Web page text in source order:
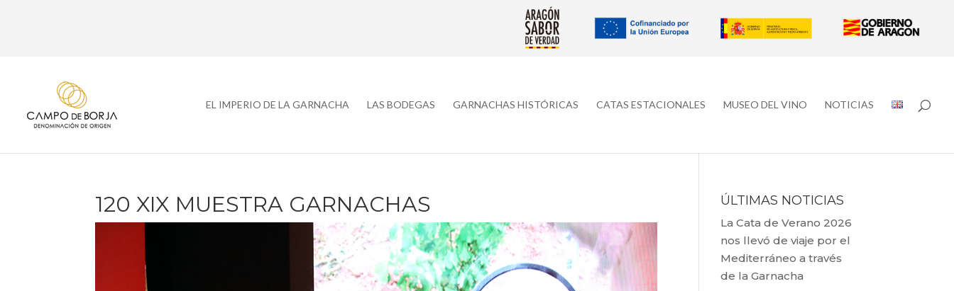
EL IMPERIO DE LA GARNACHA LAS BODEGAS GARNACHAS HISTÓRICAS CATAS ESTACIONALES MUSEO DEL VINO NOTICIAS
120 XIX MUESTRA GARNACHAS ÚLTIMAS NOTICIAS
La Cata de Verano 2026
nos llevó de viaje por el
Mediterráneo a través
de la Garnacha